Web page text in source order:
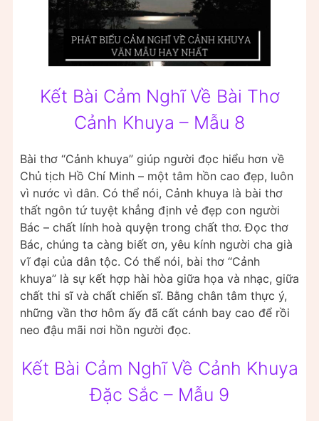
Kết Bài Cảm Nghĩ Về Bài Thơ
Cảnh Khuya – Mẫu 8
Bài thơ “Cảnh khuya” giúp người đọc hiểu hơn về
Chủ tịch Hồ Chí Minh – một tâm hồn cao đẹp, luôn
vì nước vì dân. Có thể nói, Cảnh khuya là bài thơ
thất ngôn tứ tuyệt khẳng định vẻ đẹp con người
Bác – chất lính hoà quyện trong chất thơ. Đọc thơ
Bác, chúng ta càng biết ơn, yêu kính người cha già
vĩ đại của dân tộc. Có thể nói, bài thơ “Cảnh
khuya” là sự kết hợp hài hòa giữa họa và nhạc, giữa
chất thi sĩ và chất chiến sĩ. Bằng chân tâm thực ý,
những vần thơ hôm ấy đã cất cánh bay cao để rồi
neo đậu mãi nơi hồn người đọc.
Kết Bài Cảm Nghĩ Về Cảnh Khuya
Đặc Sắc – Mẫu 9